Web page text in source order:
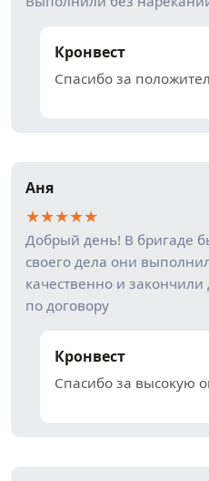
Кронвест
Спасибо за
Аня
★★★★★
Добрый день! В бригаде
своего дела они
качественно и
по договору
Кронвест
Спасибо за высокую